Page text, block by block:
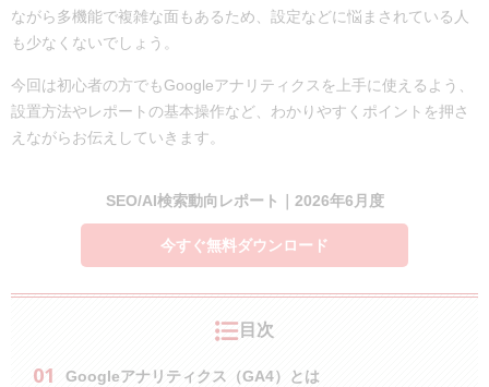
ながら多機能で複雑な面もあるため、設定などに悩まされている人
も少なくないでしょう。
今回は初心者の方でもGoogleアナリティクスを上手に使えるよう、
設置方法やレポートの基本操作など、わかりやすくポイントを押さ
えながらお伝えしていきます。
SEO/AI検索動向レポート｜2026年6月度
今すぐ無料ダウンロード
目次
Googleアナリティクス（GA4）とは